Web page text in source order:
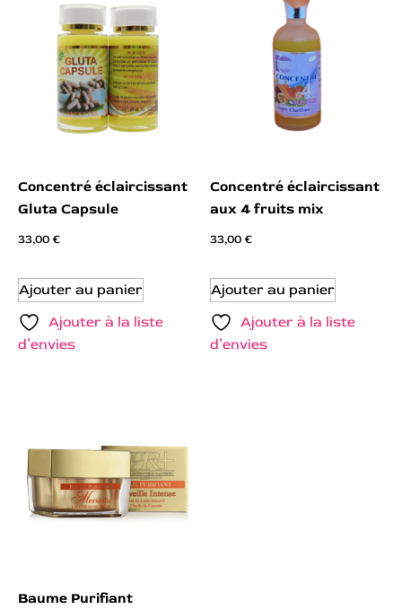
Concentré éclaircissant
Gluta Capsule
33,00€
Ajouter au panier
Ajouter à la liste
d’envies
Concentré éclaircissant
aux 4 fruits mix
33,00€
Ajouter au panier
Ajouter à la liste
d’envies
Baume Purifiant